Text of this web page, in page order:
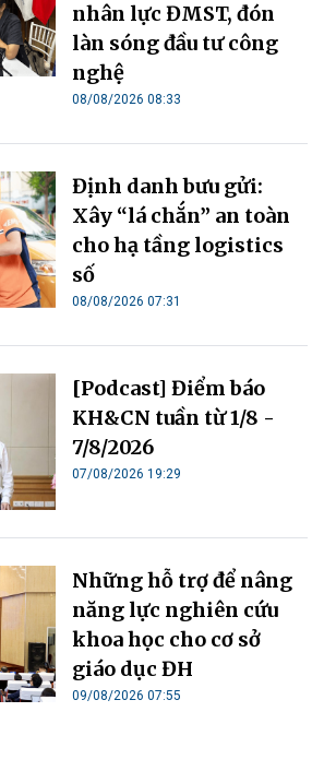
nhân lực ĐMST, đón
làn sóng đầu tư công
nghệ
08/08/2026 08:33
Định danh bưu gửi:
Xây “lá chắn” an toàn
cho hạ tầng logistics
số
08/08/2026 07:31
[Podcast] Điểm báo
KH&CN tuần từ 1/8 -
7/8/2026
07/08/2026 19:29
Những hỗ trợ để nâng
năng lực nghiên cứu
khoa học cho cơ sở
giáo dục ĐH
09/08/2026 07:55